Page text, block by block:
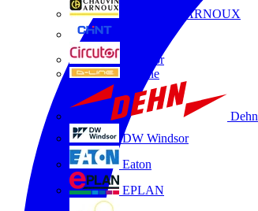
CHAUVIN ARNOUX
Circutor
D-Line
Dehn
DW Windsor
Eaton
EPLAN